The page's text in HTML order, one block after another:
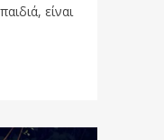
είναι